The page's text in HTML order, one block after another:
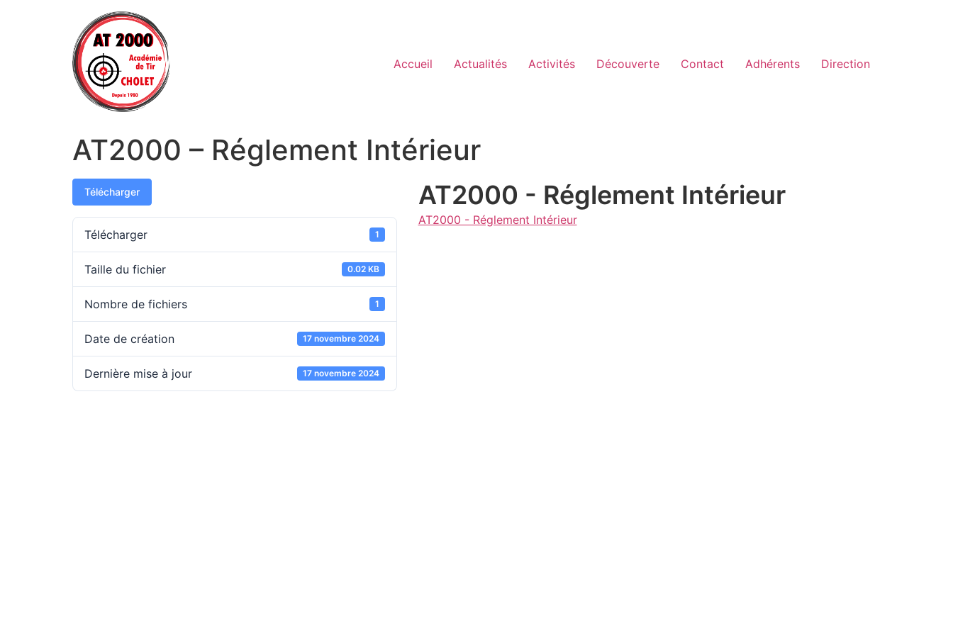
Accueil Actualités Activités Découverte Contact Adhérents Direction
AT2000 – Réglement Intérieur
Télécharger
Télécharger 1
Taille du fichier 0.02 KB
Nombre de fichiers 1
Date de création 17 novembre 2024
Dernière mise à jour 17 novembre 2024
AT2000 - Réglement Intérieur
AT2000 - Réglement Intérieur